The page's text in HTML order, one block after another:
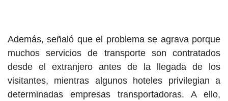
Además, señaló que el problema se agrava porque
muchos servicios de transporte son contratados
desde el extranjero antes de la llegada de los
visitantes, mientras algunos hoteles privilegian a
determinadas empresas transportadoras. A ello,